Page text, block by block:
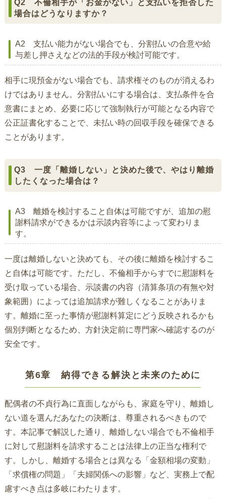
Q2 不倫相手が「お金がない」と支払いを拒否した
場合はどうなりますか？
A2 支払い能力がない場合でも、分割払いの合意や給
与差し押さえなどの法的手段が検討可能です。
相手に現預金がない場合でも、請求権そのものが消えるわ
けではありません。分割払いにする場合は、支払条件を合
意書にまとめ、必要に応じて強制執行が可能となる内容で
公正証書化することで、未払い時の回収手段を確保できる
ことがあります。
Q3 一度「離婚しない」と決めた後で、やはり離婚
したくなった場合は？
A3 離婚を検討すること自体は可能ですが、追加の慰
謝料請求ができるかは示談内容等によって変わりま
す。
一度は離婚しないと決めても、その後に離婚を検討するこ
と自体は可能です。ただし、不倫相手からすでに慰謝料を
受け取っている場合、示談書の内容（清算条項の有無や対
象範囲）によっては追加請求が難しくなることがありま
す。離婚に至った事情が慰謝料算定にどう反映されるかも
個別判断となるため、方針決定前に専門家へ確認するのが
安全です。
第6章 納得できる解決と未来のために
配偶者の不貞行為に直面しながらも、家庭を守り、離婚し
ない道を選んだあなたの決断は、尊重されるべきもので
す。本記事で解説した通り、離婚しない場合でも不倫相手
に対して慰謝料を請求することは法律上の正当な権利で
す。しかし、離婚する場合とは異なる「金額相場の変動」
「求償権の問題」「夫婦関係への影響」など、実務上で配
慮すべき点は多岐にわたります。